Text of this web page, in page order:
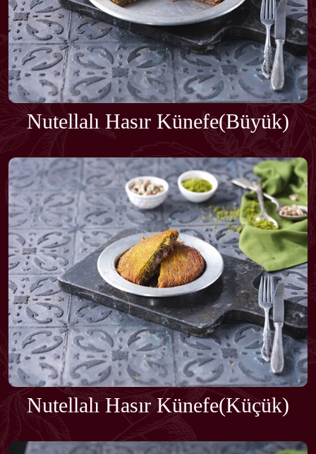
Nutellalı Hasır Künefe(Büyük)
Nutellalı Hasır Künefe(Küçük)